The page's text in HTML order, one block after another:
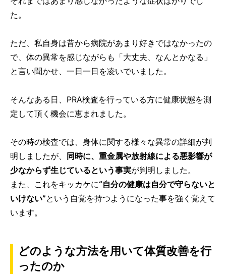
た。
ただ、私自身は昔から病院があまり好きではなかったの
で、体の異常を感じながらも「大丈夫、なんとかなる」
と言い聞かせ、一日一日を凌いでいました。
そんなある日、PRA検査を行っている方に健康状態を測
定して頂く機会に恵まれました。
その時の検査では、身体に関する様々な異常の詳細が判
明しましたが、 同時に、重金属や放射線による悪影響が
少なからず生じているという事実が判明しました。
また、これをキッカケに“自分の健康は自分で守らないと
いけない”という自覚を持つようになった事を強く覚えて
います。
どのような方法を用いて体質改善を行
ったのか